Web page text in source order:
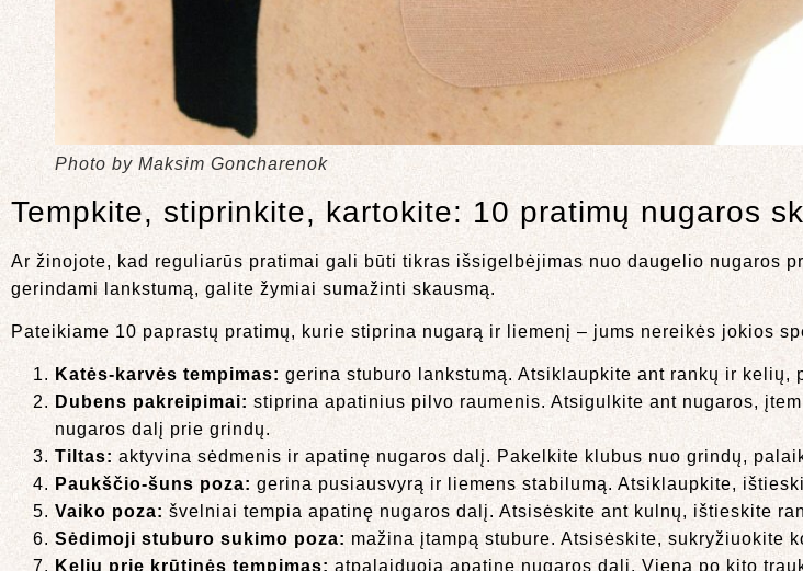
Photo by Maksim Goncharenok
Tempkite, stiprinkite, kartokite: 10 pratimų nugaros
Ar žinojote, kad reguliarūs pratimai gali būti tikras išsigelbėjimas nuo daugelio nugaros
gerindami lankstumą, galite žymiai sumažinti skausmą.
Pateikiame 10 paprastų pratimų, kurie stiprina nugarą ir liemenį – jums nereikės jokios
Katės-karvės tempimas: gerina stuburo lankstumą. Atsiklaupkite ant rankų ir
Dubens pakreipimai: stiprina apatinius pilvo raumenis. Atsigulkite ant nugaros,
nugaros dalį prie grindų.
Tiltas: aktyvina sėdmenis ir apatinę nugaros dalį. Pakelkite klubus nuo grindų,
Paukščio-šuns poza: gerina pusiausvyrą ir liemens stabilumą. Atsiklaupkite,
Vaiko poza: švelniai tempia apatinę nugaros dalį. Atsisėskite ant kulnų, ištieskite
Sėdimoji stuburo sukimo poza: mažina įtampą stubure. Atsisėskite, sukryžiuokite
Kelių prie krūtinės tempimas: atpalaiduoja apatinę nugaros dalį. Vieną po kito